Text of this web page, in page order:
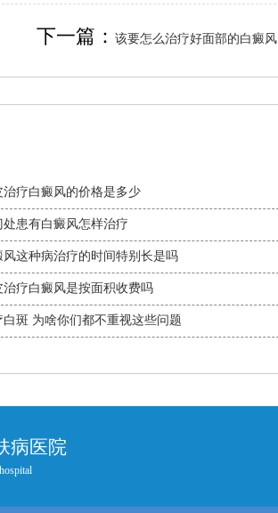
下一篇：该要怎么治疗好面部的白癜风
治疗白癜风的价格是多少
处患有白癜风怎样治疗
风这种病治疗的时间特别长是吗
治疗白癜风是按面积收费吗
白斑 为啥你们都不重视这些问题
病医院